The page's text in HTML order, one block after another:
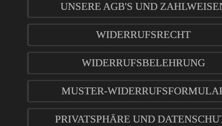
UNSERE AGB'S UND
WIDERRUFSRECHT
WIDERRUFSBELEHRUNG
MUSTER-
PRIVATSPHÄRE UND